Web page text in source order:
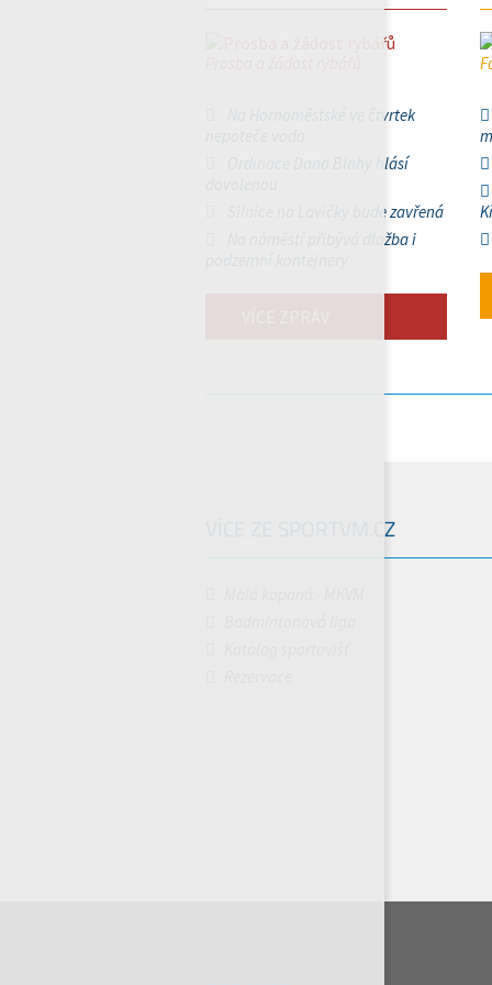
Na Hornoměstské ve čtvrtek
Ordinace Dana Blahy hlásí
Silnice na Lavičky bude zavřená
Na náměstí přibývá dlažba i
VÍCE ZE SPORTVM.CZ